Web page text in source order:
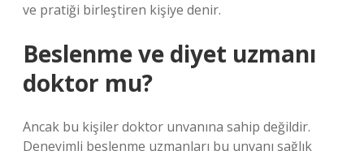
ve pratiği birleştiren kişiye denir.
Beslenme ve diyet uzmanı
doktor mu?
Ancak bu kişiler doktor unvanına sahip değildir.
Deneyimli beslenme uzmanları bu unvanı sağlık